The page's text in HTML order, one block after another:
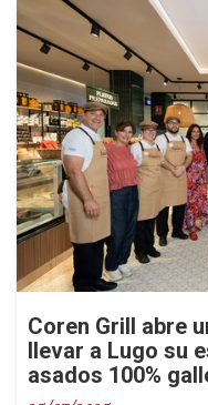
Coren Grill abre
llevar a Lugo su
asados 100%